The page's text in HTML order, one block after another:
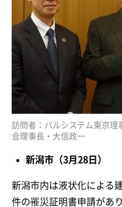
訪問者：パルシステム東京理
会理事長・大信政一
新潟市（3月28日）
新潟市内は液状化による
件の罹災証明書申請があ